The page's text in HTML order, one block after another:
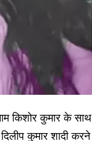
किशोर कुमार के साथ
कुमार शादी करने